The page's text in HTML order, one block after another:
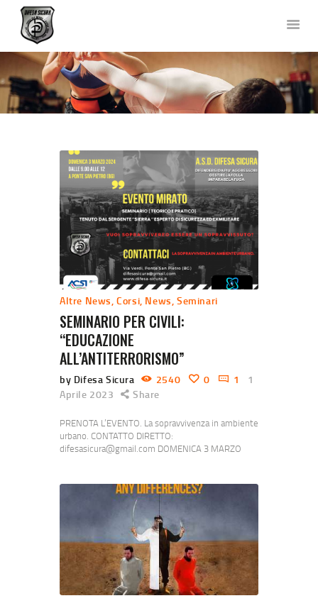
DIFESA SICURA KRAV MAGA
Corsi di Difesa Personale a Bergamo
HOME
CHI SIAMO
NEWS
FOTO E VIDEO
TEAM
COLLABORAZIONI
DOVE SIAMO
CONTATTACI
Altre News,Corsi, News,Seminari
SEMINARIO PER CIVILI:
“EDUCAZIONE
ALL’ANTITERRORISMO”
by Difesa Sicura 2540 0 1
1
Aprile 2023
Share
PRENOTA L’EVENTO. La sopravvivenza in ambiente
urbano. CONTATTO DIRETTO:
difesasicura@gmail.com DOMENICA 3 MARZO
all’antiterrorismo – 15 Aprile 2023 – Difesa Sicura
Krav Maga (difesa-sicura.it) Abbiamo un idea di
cosa fare o non fare in caso di attentato? Cosa fare
in caso di attentato o evento traumatico violento
– Difesa…